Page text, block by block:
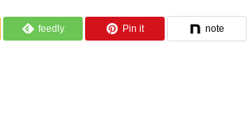
feedly Pin it note